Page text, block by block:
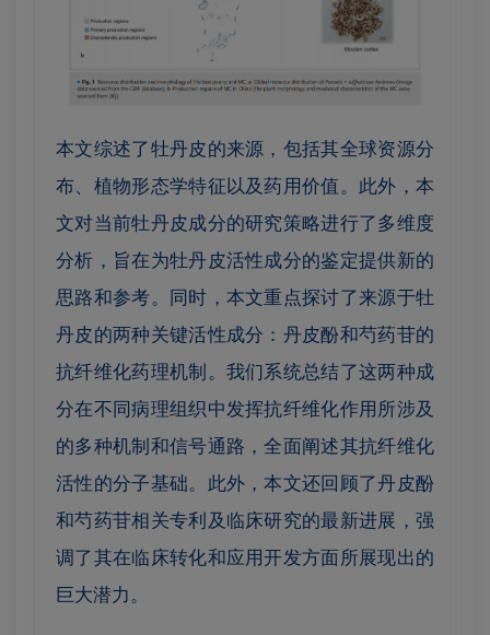
本文综述了牡丹皮的来源，包括其全球资源分
布、植物形态学特征以及药用价值。此外，本
文对当前牡丹皮成分的研究策略进行了多维度
分析，旨在为牡丹皮活性成分的鉴定提供新的
思路和参考。
同时，本文重点探讨了来源于牡
丹皮的两种关键活性成分：丹皮酚和芍药苷的
抗纤维化药理机制。我们系统总结了这两种成
分在不同病理组织中发挥抗纤维化作用所涉及
的多种机制和信号通路，全面阐述其抗纤维化
活性的分子基础。 此外，本文还回顾了丹皮酚
和芍药苷相关专利及临床研究的最新进展，强
调了其在临床转化和应用开发方面所展现出的
巨大潜力。